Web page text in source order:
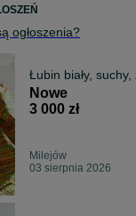
ogłoszenia?
Łubin biały,
Nowe
3 000 zł
Milejów
03 sierpnia 2026